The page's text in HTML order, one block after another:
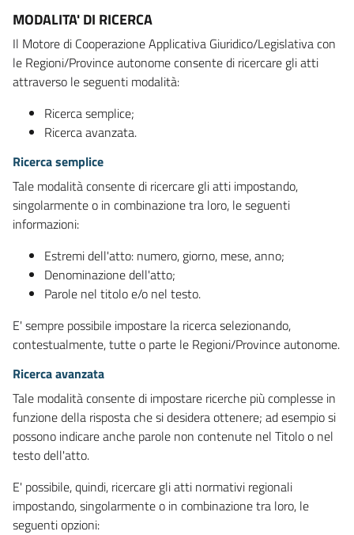
MODALITA' DI RICERCA
Il Motore di Cooperazione Applicativa Giuridico/Legislativa con
le Regioni/Province autonome consente di ricercare gli atti
attraverso le seguenti modalità:
Ricerca semplice;
Ricerca avanzata.
Ricerca semplice
Tale modalità consente di ricercare gli atti impostando,
singolarmente o in combinazione tra loro, le seguenti
informazioni:
Estremi dell'atto: numero, giorno, mese, anno;
Denominazione dell'atto;
Parole nel titolo e/o nel testo.
E' sempre possibile impostare la ricerca selezionando,
contestualmente, tutte o parte le Regioni/Province autonome.
Ricerca avanzata
Tale modalità consente di impostare ricerche più complesse in
funzione della risposta che si desidera ottenere; ad esempio si
possono indicare anche parole non contenute nel Titolo o nel
testo dell'atto.
E' possibile, quindi, ricercare gli atti normativi regionali
impostando, singolarmente o in combinazione tra loro, le
seguenti opzioni: